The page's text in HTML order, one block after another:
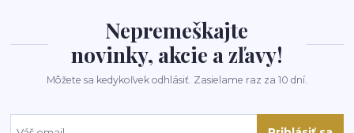
Nepremeškajte
novinky, akcie a zľavy!
Môžete sa kedykoľvek odhlásiť. Zasielame raz za 10 dní.